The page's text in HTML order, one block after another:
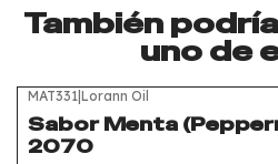
También
uno de
MAT331|Lorann Oil
Sabor Menta
2070